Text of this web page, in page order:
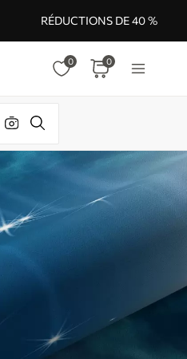
RÉDUCTIONS DE 40 %
0 0